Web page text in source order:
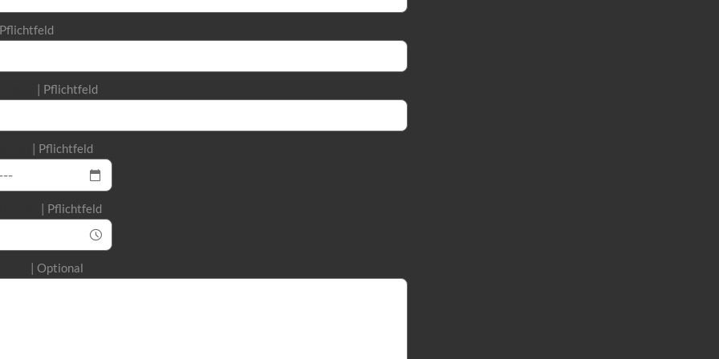
Pflichtfeld
Pflichtfeld
Pflichtfeld
Pflichtfeld
Optional